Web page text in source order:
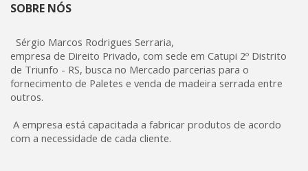
SOBRE NÓS
Sérgio Marcos Rodrigues Serraria,
empresa de Direito Privado, com sede em Catupi 2º Distrito
de Triunfo - RS, busca no Mercado parcerias para o
fornecimento de Paletes e venda de madeira serrada entre
outros.
A empresa está capacitada a fabricar produtos de acordo
com a necessidade de cada cliente.